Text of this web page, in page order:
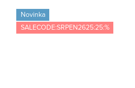
Novinka
SALECODE:SRPEN2625:25:%